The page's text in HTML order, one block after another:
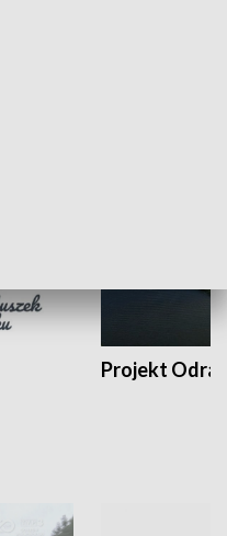
Projekt Odra